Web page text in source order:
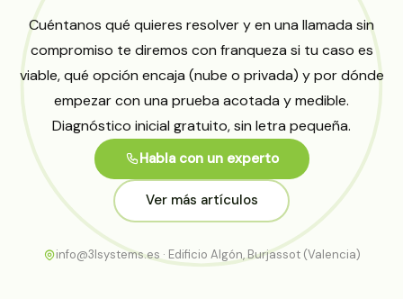
Cuéntanos qué quieres resolver y en una llamada sin
compromiso te diremos con franqueza si tu caso es
viable, qué opción encaja (nube o privada) y por dónde
empezar con una prueba acotada y medible.
Diagnóstico inicial gratuito, sin letra pequeña.
Habla con un experto
Ver más artículos
info@3lsystems.es · Edificio Algón, Burjassot (Valencia)